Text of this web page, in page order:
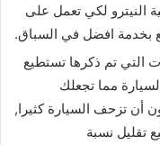
النيترو لكي تعمل على
بخدمة افضل في السباق.
التي تم ذكرها تستطيع
مما تجعلك
أن تزحف السيارة كثيرا,
تقليل نسبة